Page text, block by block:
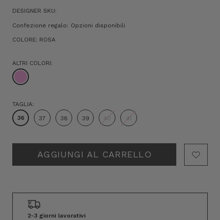
DESIGNER SKU:
Confezione regalo: Opzioni disponibili
COLORE: ROSA
ALTRI COLORI:
TAGLIA:
36
37 38 39 40 41
2-3 giorni lavorativi